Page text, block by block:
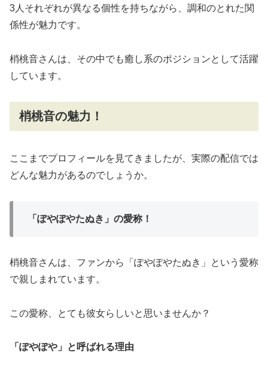
3人それぞれが異なる個性を持ちながら、調和のとれた関
係性が魅力です。
梢桃音さんは、その中でも癒し系のポジションとして活躍
しています。
梢桃音の魅力！
ここまでプロフィールを見てきましたが、実際の配信では
どんな魅力があるのでしょうか。
「ぽやぽやたぬき」の愛称！
梢桃音さんは、ファンから「ぽやぽやたぬき」という愛称
で親しまれています。
この愛称、とても彼女らしいと思いませんか？
「ぽやぽや」と呼ばれる理由